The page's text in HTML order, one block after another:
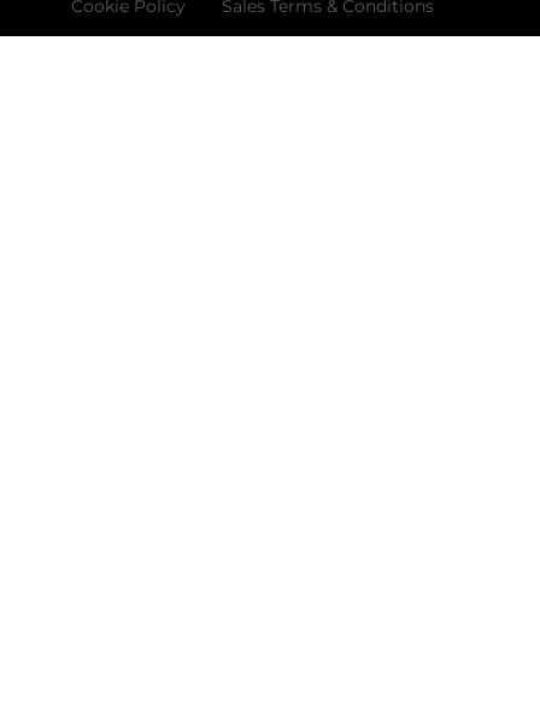
Cookie Policy
Sales Terms & Conditions